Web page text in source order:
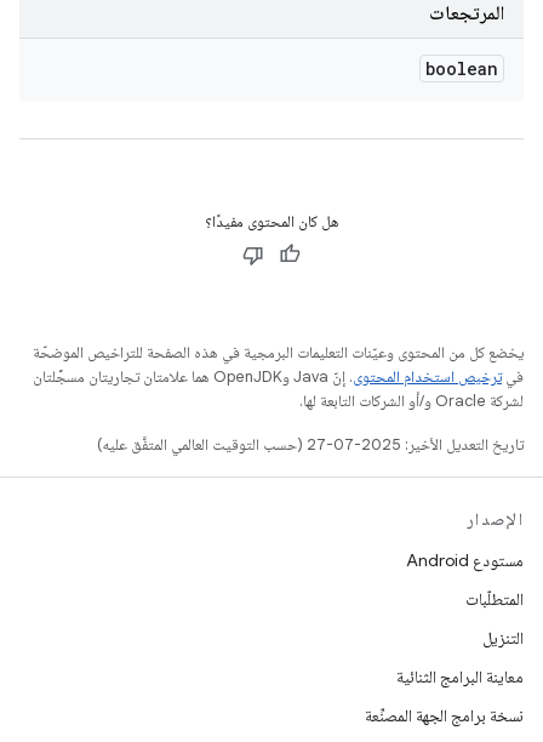
المرتجعات
boolean
هل كان المحتوى مفيدًا؟
يخضع كل من المحتوى وعيّنات التعليمات البرمجية في هذه الصفحة للتراخيص الموضحّة
فيترخيص استخدام المحتوى
. إنّ Java وOpenJDK هما علامتان تجاريتان مسجَّلتان
لشركة Oracle و/أو الشركات التابعة لها.
تاريخ التعديل الأخير: 2025-07-27 (حسب التوقيت العالمي المتفَّق عليه)
الإصدار
مستودع Android
المتطلّبات
التنزيل
معاينة البرامج الثنائية
نسخة برامج الجهة المصنِّعة